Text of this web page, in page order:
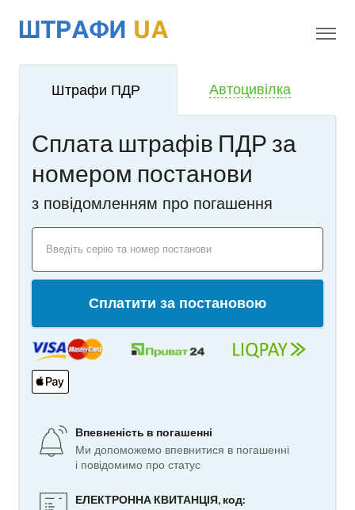
i!
Штрафи ПДР Автоцивілка
Сплата штрафів ПДР за
номером постанови
з повідомленням про погашення
Введіть серію та номер постанови
Сплатити за постановою
Впевненість в погашенні
Ми допоможемо впевнитися в погашенні
і повідомимо про статус
ЕЛЕКТРОННА КВИТАНЦІЯ, код: